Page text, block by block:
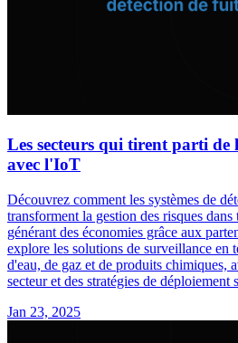
Les secteurs qui tirent parti de
avec l'IoT
Découvrez comment les systèmes de
transforment la gestion des risques dans
générant des économies grâce aux
explore les solutions de surveillance en
d'eau, de gaz et de produits chimiques,
secteur et des stratégies de
Jan 23, 2025